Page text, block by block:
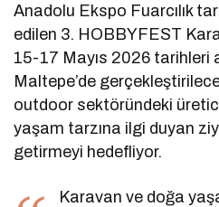
Anadolu Ekspo Fuarcılık
edilen 3. HOBBYFEST
15-17 Mayıs 2026 tarihleri
Maltepe’de
outdoor sektöründeki
yaşam tarzına ilgi duyan
getirmeyi hedefliyor.
Karavan ve doğa